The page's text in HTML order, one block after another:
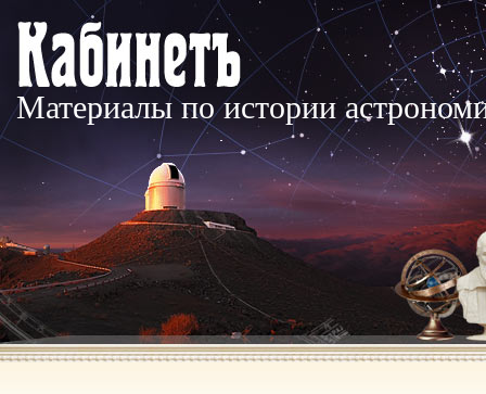
Материалы по истории